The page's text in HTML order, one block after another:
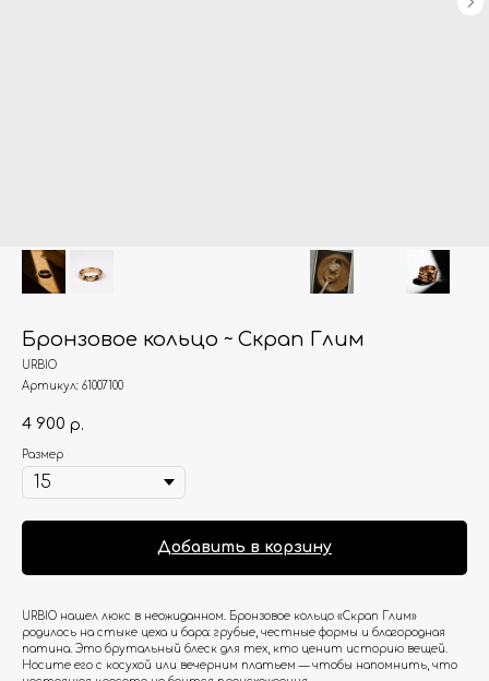
Бронзовое кольцо ~ Скрап Глим
URBIO
Артикул: 61007100
4 900 р.
Размер
Добавить в корзину
URBIO нашел люкс в неожиданном. Бронзовое кольцо «Скрап Глим»
родилось на стыке цеха и бара: грубые, честные формы и благородная
патина. Это брутальный блеск для тех, кто ценит историю вещей.
Носите его с косухой или вечерним платьем — чтобы напомнить, что